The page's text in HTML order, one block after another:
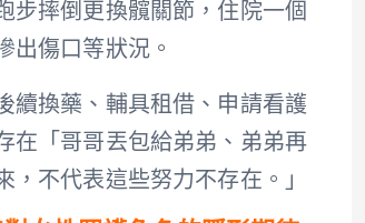
步摔倒更換髖關節，住院一個
出傷口等狀況。
續換藥、輔具租借、申請看護
在「哥哥丟包給弟弟、弟弟再
不代表這些努力不存在。」